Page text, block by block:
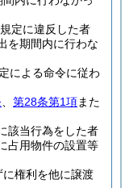
定に違反した者
を期間内に行わな
による命令に従わ
第28条第1項また
該当行為をした者
占用物件の設置等
権利を他に譲渡